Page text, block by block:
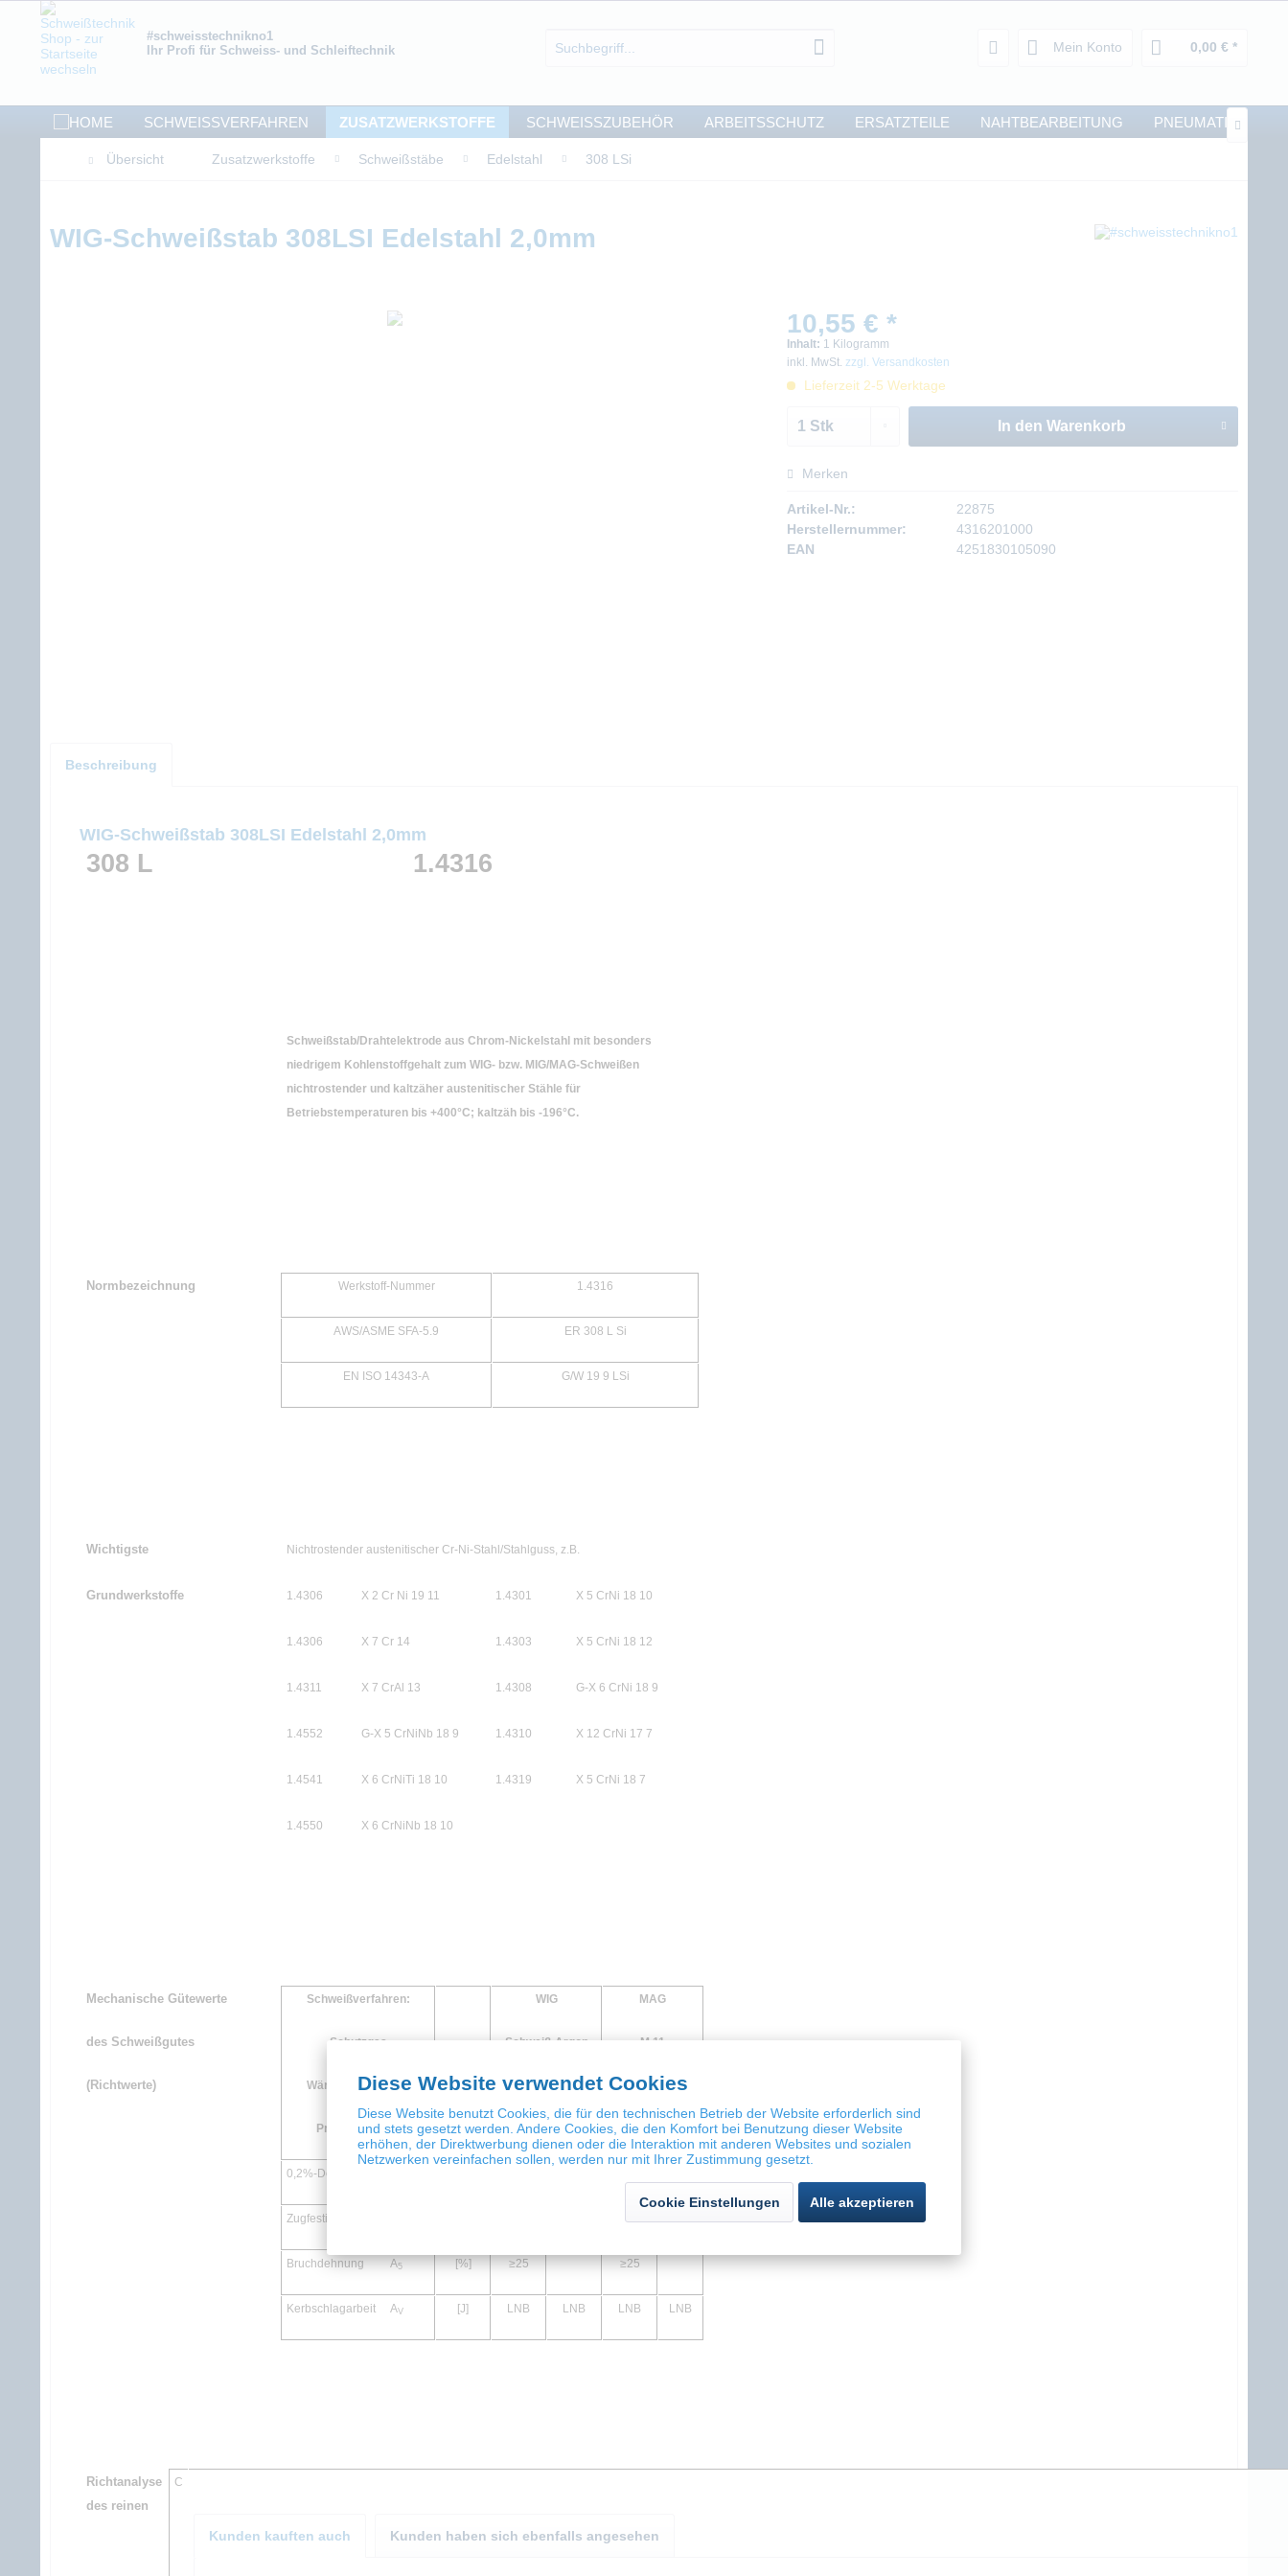
#schweisstechnikno1
Ihr Profi für Schweiss- und Schleiftechnik
Mein Konto 0,00 € *
SCHWEISSVERFAHREN ZUSATZWERKSTOFFE SCHWEISSZUBEHÖR ARBEITSSCHUTZ ERSATZTEILE NAHTBEARBEITUNG PNEUMATIK
Übersicht Zusatzwerkstoffe Schweißstäbe Edelstahl 308 LSi
WIG-Schweißstab 308LSI Edelstahl 2,0mm
10,55 € *
Inhalt: 1 Kilogramm
inkl. MwSt. zzgl. Versandkosten
Lieferzeit 2-5 Werktage
In den Warenkorb
Merken
Artikel-Nr.:
22875
Herstellernummer:
4316201000
EAN
4251830105090
Beschreibung
WIG-Schweißstab 308LSI Edelstahl 2,0mm
308 L 1.4316
Schweißstab/Drahtelektrode aus Chrom-Nickelstahl mit besonders
niedrigem Kohlenstoffgehalt zum WIG- bzw. MIG/MAG-Schweißen
nichtrostender und kaltzäher austenitischer Stähle für
Betriebstemperaturen bis +400°C; kaltzäh bis -196°C.
Normbezeichnung Werkstoff-Nummer 1.4316
AWS/ASME SFA-5.9 ER 308 L Si
EN ISO 14343-A G/W 19 9 LSi
Wichtigste Nichtrostender austenitischer Cr-Ni-Stahl/Stahlguss, z.B.
Grundwerkstoffe 1.4306 X 2 Cr Ni 19 11 1.4301 X 5 CrNi 18 10
1.4306 X 7 Cr 14 1.4303 X 5 CrNi 18 12
1.4311 X 7 CrAl 13 1.4308 G-X 6 CrNi 18 9
1.4552 G-X 5 CrNiNb 18 9 1.4310 X 12 CrNi 17 7
1.4541 X 6 CrNiTi 18 10 1.4319 X 5 CrNi 18 7
1.4550 X 6 CrNiNb 18 10
Mechanische Gütewerte
des Schweißgutes
(Richtwerte)
Schweißverfahren:
Schutzgas
Wärmebehandlung
Prüftemperatur
[°C]
WIG
Schweiß-Argon
+20°C - 196°C
MAG
M 11
unbehandelt
+20°C - 196°C
0,2%-Dehngrenze R
Zugfestigkeit R 510
Bruchdehnung A5 [%] ≥25 ≥25
Kerbschlagarbeit AV [J] LNB LNB LNB LNB
Richtanalyse
des reinen
C
Kunden kauften auch Kunden haben sich ebenfalls angesehen
Diese Website verwendet Cookies
Diese Website benutzt Cookies, die für den technischen Betrieb der Website erforderlich sind
und stets gesetzt werden. Andere Cookies, die den Komfort bei Benutzung dieser Website
erhöhen, der Direktwerbung dienen oder die Interaktion mit anderen Websites und sozialen
Netzwerken vereinfachen sollen, werden nur mit Ihrer Zustimmung gesetzt.
Cookie Einstellungen Alle akzeptieren